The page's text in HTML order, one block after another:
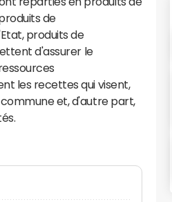
de
produits de
d'assurer le
les recettes qui visent,
et, d'autre part,